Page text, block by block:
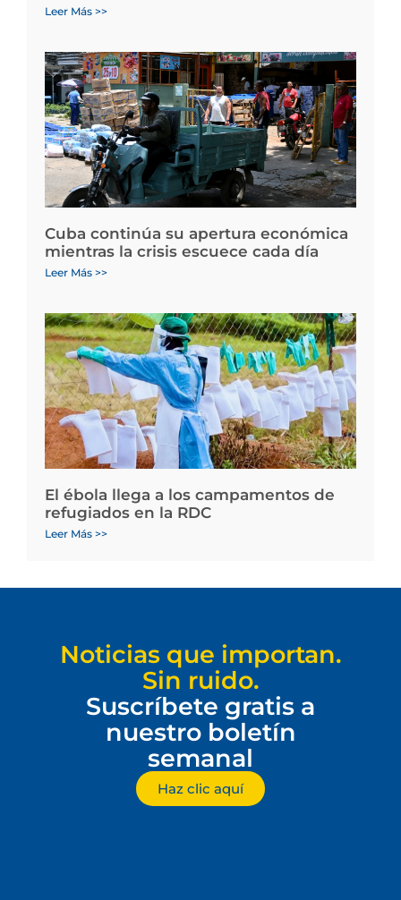
Leer Más >>
Cuba continúa su apertura económica
mientras la crisis escuece cada día
Leer Más >>
El ébola llega a los campamentos de
refugiados en la RDC
Leer Más >>
Noticias que importan.
Sin ruido.
Suscríbete gratis a
nuestro boletín
semanal
Haz clic aquí